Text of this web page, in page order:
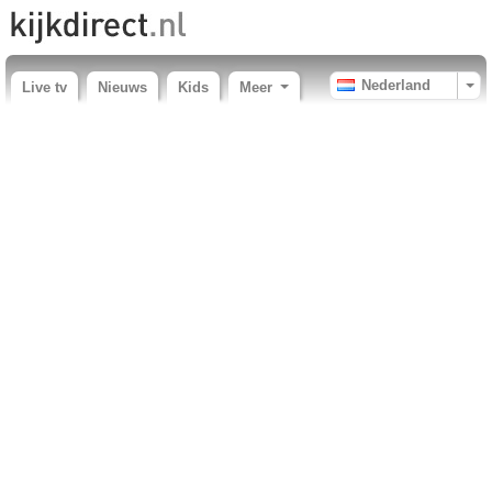
Live tv Nieuws Kids Meer Nederland